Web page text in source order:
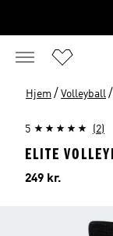
Hjem / Volleyball /
5 (2)
ELITE
Pris
249 kr.